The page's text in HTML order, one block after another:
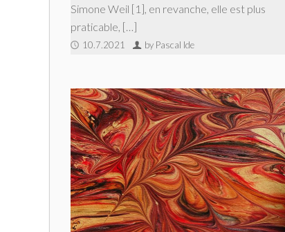
Simone Weil [1], en revanche, elle est plus
praticable, […]
10.7.2021 by Pascal Ide